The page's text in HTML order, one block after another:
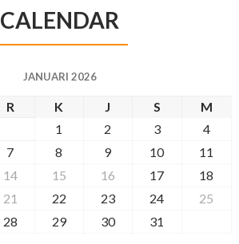
CALENDAR
JANUARI 2026
R K J S
M
1
2 3
4
7 8 9 10
11
14 15 16 17
18
21 22 23 24
25
28 29 30 31